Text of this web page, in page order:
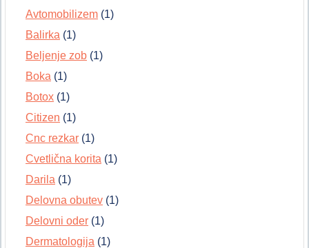
Avtomobilizem (1)
Balirka (1)
Beljenje zob (1)
Boka (1)
Botox (1)
Citizen (1)
Cnc rezkar (1)
Cvetlična korita (1)
Darila (1)
Delovna obutev (1)
Delovni oder (1)
Dermatologija (1)